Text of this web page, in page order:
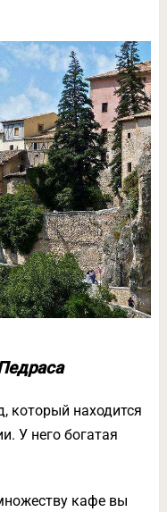
который находится
У него богатая
кафе вы